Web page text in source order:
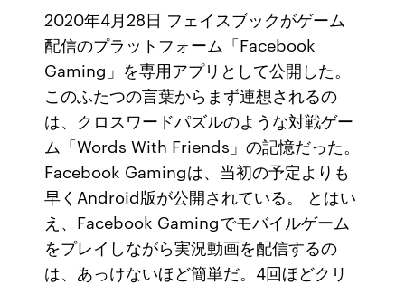
2020年4月28日 フェイスブックがゲーム
配信のプラットフォーム「Facebook
Gaming」を専用アプリとして公開した。
このふたつの言葉からまず連想されるの
は、クロスワードパズルのような対戦ゲー
ム「Words With Friends」の記憶だった。
Facebook Gamingは、当初の予定よりも
早くAndroid版が公開されている。 とはい
え、Facebook Gamingでモバイルゲーム
をプレイしながら実況動画を配信するの
は、あっけないほど簡単だ。4回ほどクリ